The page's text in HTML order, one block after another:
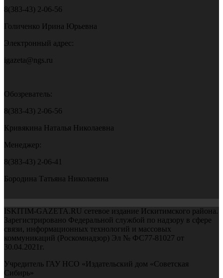
8(383-43) 2-06-56
Голиченко Ирина Юрьевна
Электронный адрес:
igazeta@ngs.ru
Обозреватель:
8(383-43) 2-06-56
Кривякина Наталья Николаевна
Менеджер:
8(383-43) 2-06-41
Бородина Татьяна Николаевна
ISKITIM-GAZETA.RU сетевое издание Искитимского района.
Зарегистрировано Федеральной службой по надзору в сфере
связи, информационных технологий и массовых
коммуникаций (Роскомнадзор) Эл № ФС77-81027 от
30.04.2021г.
Учредитель ГАУ НСО «Издательский дом «Советская
Сибирь»